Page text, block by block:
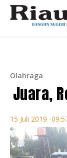
Olahraga
Juara,
15 Juli 2019 -